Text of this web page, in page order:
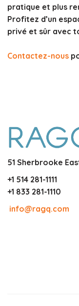
pratique et plus
Profitez d’un
privé et sûr avec
Contactez-nous
51 Sherbrooke
+1 514 281-1111
+1 833 281-1110
info@ragq.com